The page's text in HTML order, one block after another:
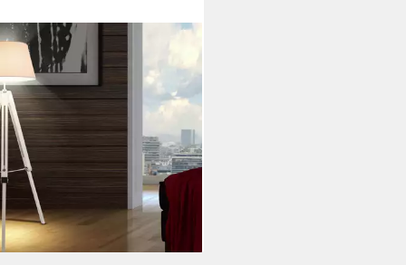
LIGHTING
Leuchtmittel nicht
Stehleuchte Holz Stativ
Stoffschirm Standleuchte Höhe
€
- in 3-4 Werktagen bei dir